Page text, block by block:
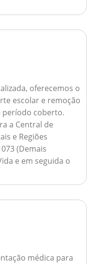
oferecemos o
escolar e remoção
período coberto.
a Central de
e Regiões
(Demais
e em seguida o
médica para